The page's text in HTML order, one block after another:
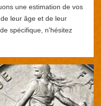
une estimation de vos
leur âge et de leur
spécifique, n'hésitez